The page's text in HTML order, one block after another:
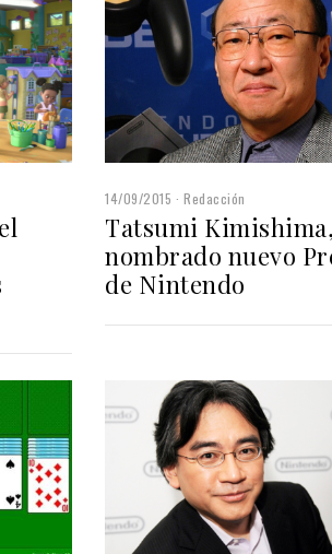
14/09/2015 Redacción
Tatsumi Kimishima,
nombrado nuevo
de Nintendo